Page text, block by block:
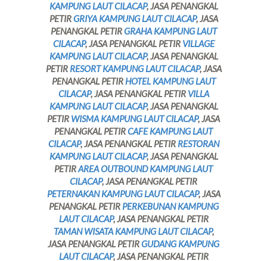
KAMPUNG LAUT CILACAP, JASA PENANGKAL
PETIRGRIYA KAMPUNG LAUT CILACAP, JASA
PENANGKAL PETIRGRAHA KAMPUNG LAUT
CILACAP, JASA PENANGKAL PETIR VILLAGE
KAMPUNG LAUT CILACAP, JASA PENANGKAL
PETIR RESORT KAMPUNG LAUT CILACAP, JASA
PENANGKAL PETIRHOTEL KAMPUNG LAUT
CILACAP, JASA PENANGKAL PETIR VILLA
KAMPUNG LAUT CILACAP, JASA PENANGKAL
PETIR WISMA KAMPUNG LAUT CILACAP, JASA
PENANGKAL PETIRCAFE KAMPUNG LAUT
CILACAP, JASA PENANGKAL PETIR RESTORAN
KAMPUNG LAUT CILACAP, JASA PENANGKAL
PETIRAREA OUTBOUND KAMPUNG LAUT
CILACAP, JASA PENANGKAL PETIR
PETERNAKAN KAMPUNG LAUT CILACAP, JASA
PENANGKAL PETIR PERKEBUNAN KAMPUNG
LAUT CILACAP, JASA PENANGKAL PETIR
TAMAN WISATA KAMPUNG LAUT CILACAP,
JASA PENANGKAL PETIRGUDANG KAMPUNG
LAUT CILACAP, JASA PENANGKAL PETIR